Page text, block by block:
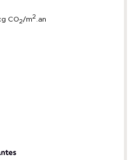
CO2/m2 .an